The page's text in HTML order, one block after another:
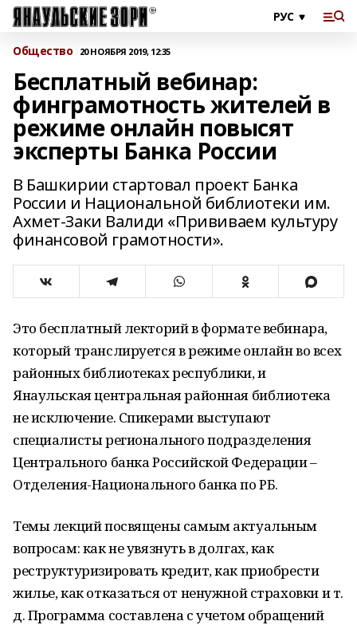
Общество 20 НОЯБРЯ 2019, 12:35
Бесплатный вебинар:
финграмотность жителей в
режиме онлайн повысят
эксперты Банка России
В Башкирии стартовал проект Банка
России и Национальной библиотеки им.
Ахмет-Заки Валиди «Прививаем культуру
финансовой грамотности».
Это бесплатный лекторий в формате вебинара,
который транслируется в режиме онлайн во всех
районных библиотеках республики, и
Янаульская центральная районная библиотека
не исключение. Спикерами выступают
специалисты регионального подразделения
Центрального банка Российской Федерации –
Отделения-Национального банка по РБ.
Темы лекций посвящены самым актуальным
вопросам: как не увязнуть в долгах, как
реструктуризировать кредит, как приобрести
жилье, как отказаться от ненужной страховки и т.
д. Программа составлена с учетом обращений